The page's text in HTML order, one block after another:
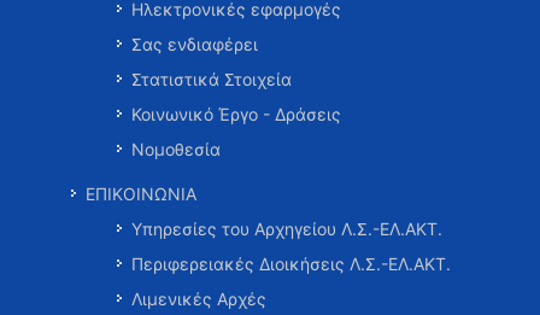
Ηλεκτρονικές εφαρμογές
Σας ενδιαφέρει
Στατιστικά Στοιχεία
Κοινωνικό Έργο - Δράσεις
Νομοθεσία
ΕΠΙΚΟΙΝΩΝΙΑ
Υπηρεσίες του Αρχηγείου Λ.Σ.-ΕΛ.ΑΚΤ.
Περιφερειακές Διοικήσεις Λ.Σ.-ΕΛ.ΑΚΤ.
Λιμενικές Αρχές